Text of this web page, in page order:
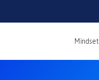
Mindset